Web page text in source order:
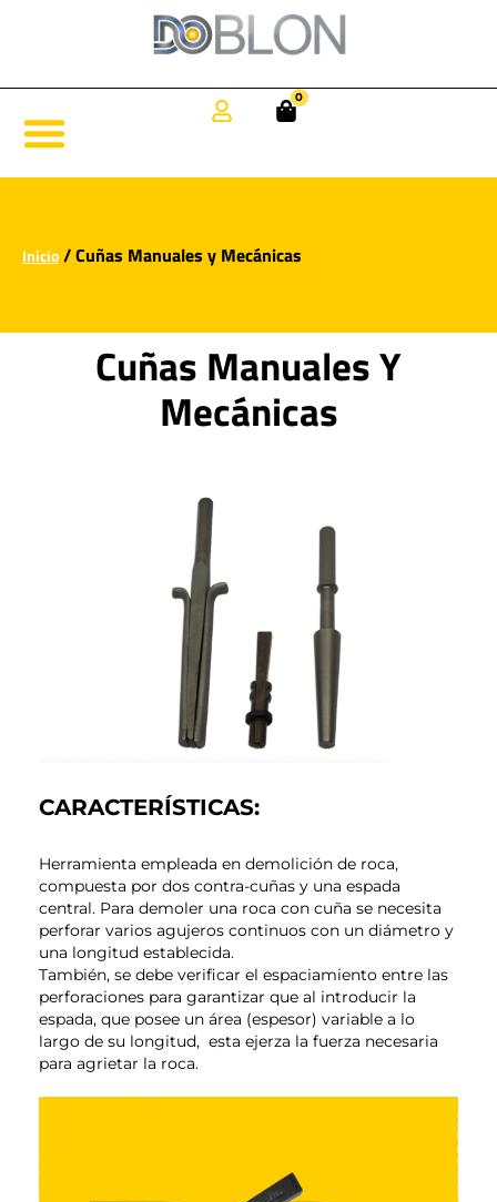
0
Inicio/ Cuñas Manuales y Mecánicas
Cuñas Manuales Y
Mecánicas
CARACTERÍSTICAS:
Herramienta empleada en demolición de roca,
compuesta por dos contra-cuñas y una espada
central. Para demoler una roca con cuña se necesita
perforar varios agujeros continuos con un diámetro y
una longitud establecida.
También, se debe verificar el espaciamiento entre las
perforaciones para garantizar que al introducir la
espada, que posee un área (espesor) variable a lo
largo de su longitud, esta ejerza la fuerza necesaria
para agrietar la roca.